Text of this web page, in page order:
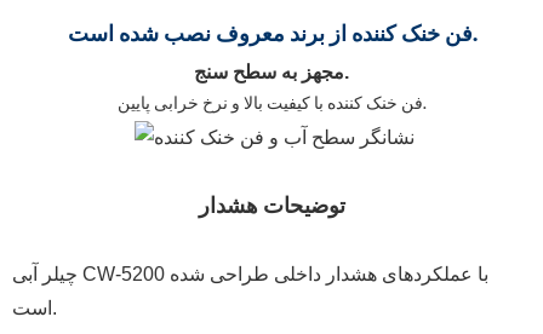
فن خنک کننده از برند معروف نصب شده است.
مجهز به سطح سنج.
فن خنک کننده با کیفیت بالا و نرخ خرابی پایین.
توضیحات هشدار
چیلر آبی CW-5200 با عملکردهای هشدار داخلی طراحی شده
است.